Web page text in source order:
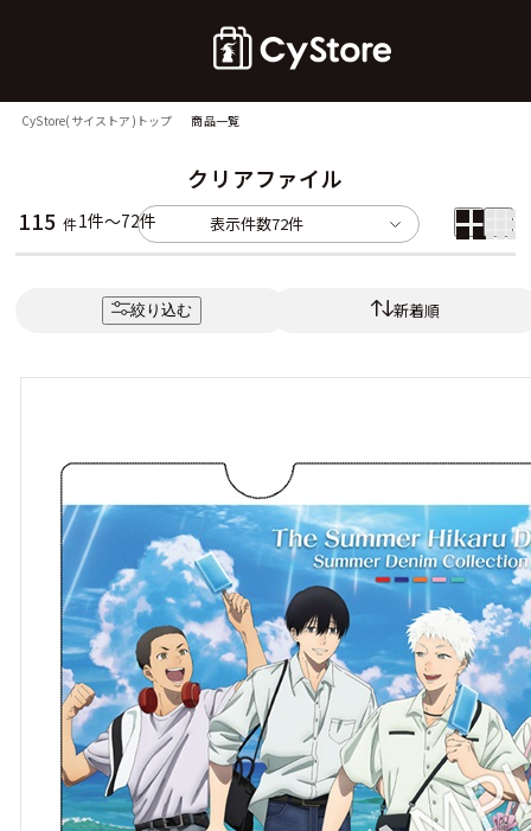
CyStore(サイストア)トップ 商品一覧
クリアファイル
115 件1件～72件 表示件数72件
絞り込む 新着順